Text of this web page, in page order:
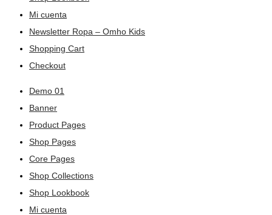
Mi cuenta
Newsletter Ropa – Omho Kids
Shopping Cart
Checkout
Demo 01
Banner
Product Pages
Shop Pages
Core Pages
Shop Collections
Shop Lookbook
Mi cuenta